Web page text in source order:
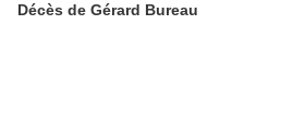
Décès de Gérard Bureau